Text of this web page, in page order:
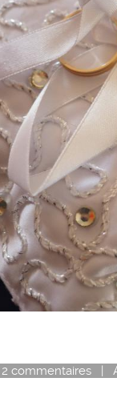
2 commentaires |